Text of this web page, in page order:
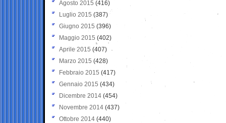
Agosto 2015 (416)
Luglio 2015 (387)
Giugno 2015 (396)
Maggio 2015 (402)
Aprile 2015 (407)
Marzo 2015 (428)
Febbraio 2015 (417)
Gennaio 2015 (434)
Dicembre 2014 (454)
Novembre 2014 (437)
Ottobre 2014 (440)